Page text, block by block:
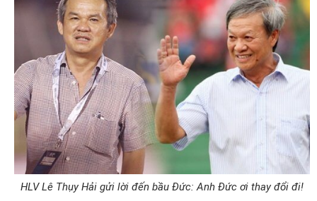
HLV Lê Thụy Hải gửi lời đến bầu Đức: Anh Đức ơi thay đổi đi!